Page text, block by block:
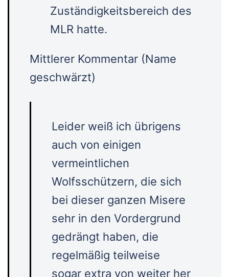
Zuständigkeitsbereich des
MLR hatte.
Mittlerer Kommentar (Name
geschwärzt)
Leider weiß ich übrigens
auch von einigen
vermeintlichen
Wolfsschützern, die sich
bei dieser ganzen Misere
sehr in den Vordergrund
gedrängt haben, die
regelmäßig teilweise
sogar extra von weiter her